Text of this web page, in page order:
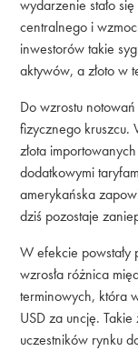
wydarzenie stało
centralnego i
inwestorów takie
aktywów, a złoto w
Do wzrostu
fizycznego kruszcu.
złota
dodatkowymi
amerykańska
dziś pozostaje
W efekcie
wzrosła różnica
terminowych, która
USD za uncję.
uczestników rynku